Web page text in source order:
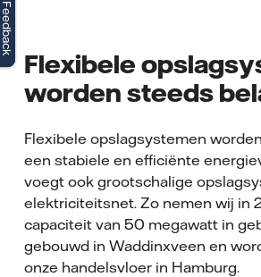
Flexibele
worden steeds
Flexibele opslagsystemen
een stabiele en efficiënte
voegt ook grootschalige
elektriciteitsnet. Zo nemen wij in
capaciteit van 50 megawatt in
gebouwd in Waddinxveen en
onze handelsvloer in Hamburg.
Feedback
Feedback